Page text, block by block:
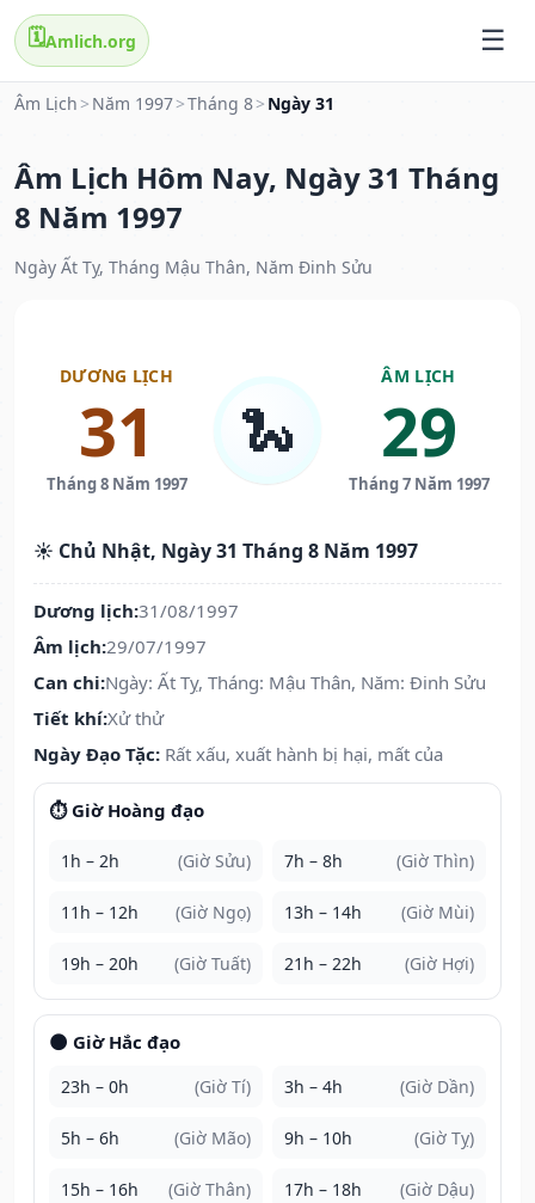
🗓️Amlich.org
Âm Lịch > Năm 1997>Tháng 8> Ngày 31
Âm Lịch Hôm Nay, Ngày 31 Tháng
8 Năm 1997
Ngày Ất Tỵ, Tháng Mậu Thân, Năm Đinh Sửu
DƯƠNG LỊCH
31
Tháng 8 Năm 1997
🐍
ÂM LỊCH
29
Tháng 7 Năm 1997
☀️ Chủ Nhật, Ngày 31 Tháng 8 Năm 1997
Dương lịch:31/08/1997
Âm lịch:29/07/1997
Can chi:Ngày: Ất Tỵ, Tháng: Mậu Thân, Năm: Đinh Sửu
Tiết khí:Xử thử
Ngày Đạo Tặc: Rất xấu, xuất hành bị hại, mất của
⏱️ Giờ Hoàng đạo
1h – 2h (Giờ Sửu) 7h – 8h (Giờ Thìn)
11h – 12h (Giờ Ngọ) 13h – 14h (Giờ Mùi)
19h – 20h (Giờ Tuất) 21h – 22h (Giờ Hợi)
🌑 Giờ Hắc đạo
23h – 0h (Giờ Tí) 3h – 4h (Giờ Dần)
5h – 6h (Giờ Mão) 9h – 10h (Giờ Tỵ)
15h – 16h (Giờ Thân) 17h – 18h (Giờ Dậu)